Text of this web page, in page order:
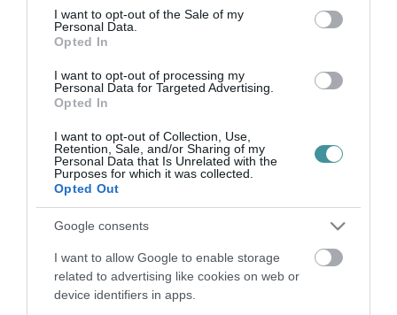
consent section.
I want to opt-out of the Sale of my
Personal Data.
Opted In
I want to opt-out of processing my
Personal Data for Targeted Advertising.
Opted In
I want to opt-out of Collection, Use,
Retention, Sale, and/or Sharing of my
Personal Data that Is Unrelated with the
Purposes for which it was collected.
Opted Out
Google consents
I want to allow Google to enable storage
related to advertising like cookies on web or
device identifiers in apps.
Már régóta húzódik és valószínűleg még sokáig is el fog húzódni
a Bárány uszoda mellé tervezett új vizi sportcentrum építése –
jelzett az egrinapok.hu. Az évek óta tartó várakozást az érintett
2023. október 12
Eger ügye
Október 16-án, hétfőn nyitnak, tavaszig egy új,
energiatakarékos sátor alatt – adta közre az egerhirek.hu.
Szécsi Zoltán, az Egri Vízilabda Klub ügyvezető elnöke ismertette
a lapnak, hogy...
100 ÉVES AZ EGRI BÁRÁNY USZODA
2025. május 23| Csarnó Ákos | Eger ügye
Vár mindenkit az önkormányzat 2025. május 25-én, vasárnap